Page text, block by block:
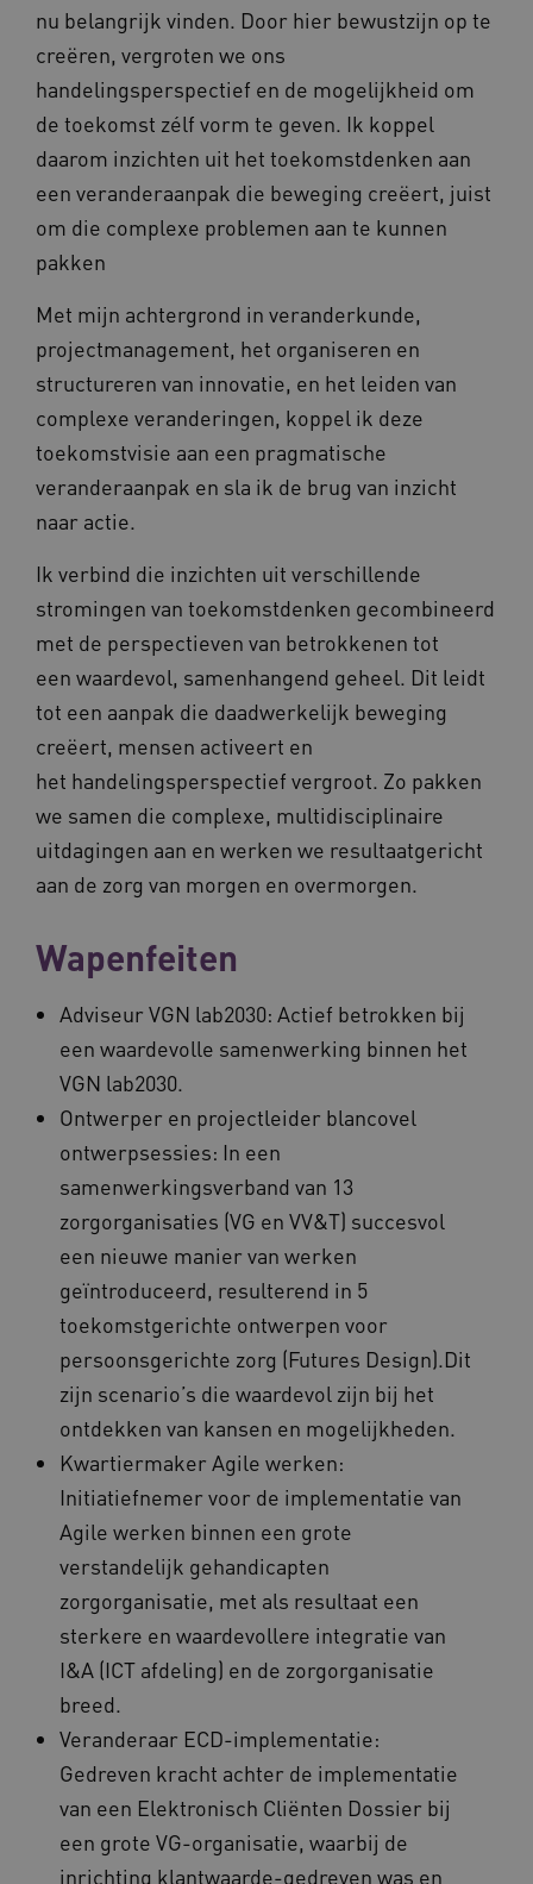
nu belangrijk vinden. Door hier bewustzijn op te
creëren, vergroten we ons
handelingsperspectief en de mogelijkheid om
de toekomst zélf vorm te geven. Ik koppel
daarom inzichten uit het toekomstdenken aan
een veranderaanpak die beweging creëert, juist
om die complexe problemen aan te kunnen
pakken
Met mijn achtergrond in veranderkunde,
projectmanagement, het organiseren en
structureren van innovatie, en het leiden van
complexe veranderingen, koppel ik deze
toekomstvisie aan een pragmatische
veranderaanpak en sla ik de brug van inzicht
naar actie.
Ik verbind die inzichten uit verschillende
stromingen van toekomstdenken gecombineerd
met de perspectieven van betrokkenen tot
een waardevol, samenhangend geheel. Dit leidt
tot een aanpak die daadwerkelijk beweging
creëert, mensen activeert en
het handelingsperspectief vergroot. Zo pakken
we samen die complexe, multidisciplinaire
uitdagingen aan en werken we resultaatgericht
aan de zorg van morgen en overmorgen.
Wapenfeiten
Adviseur VGN lab2030: Actief betrokken bij
een waardevolle samenwerking binnen het
VGN lab2030.
Ontwerper en projectleider blancovel
ontwerpsessies: In een
samenwerkingsverband van 13
zorgorganisaties (VG en VV&T) succesvol
een nieuwe manier van werken
geïntroduceerd, resulterend in 5
toekomstgerichte ontwerpen voor
persoonsgerichte zorg (Futures Design).Dit
zijn scenario’s die waardevol zijn bij het
ontdekken van kansen en mogelijkheden.
Kwartiermaker Agile werken:
Initiatiefnemer voor de implementatie van
Agile werken binnen een grote
verstandelijk gehandicapten
zorgorganisatie, met als resultaat een
sterkere en waardevollere integratie van
I&A (ICT afdeling) en de zorgorganisatie
breed.
Veranderaar ECD-implementatie:
Gedreven kracht achter de implementatie
van een Elektronisch Cliënten Dossier bij
een grote VG-organisatie, waarbij de
inrichting klantwaarde-gedreven was en